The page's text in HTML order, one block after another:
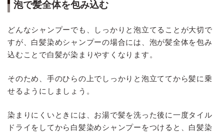
泡で髪全体を包み込む
どんなシャンプーでも、しっかりと泡立てることが大切で
すが、白髪染めシャンプーの場合には、泡が髪全体を包み
込むことで白髪が染まりやすくなります。
そのため、手のひらの上でしっかりと泡立ててから髪に乗
せるようにしましょう。
染まりにくいときには、お湯で髪を洗った後に一度タイル
ドライをしてから白髪染めシャンプーをつけると、白髪染